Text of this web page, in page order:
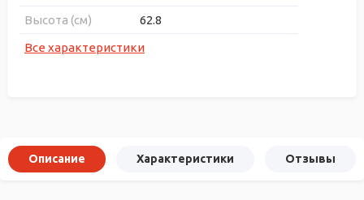
Высота (см)
62.8
Все характеристики
Описание Характеристики Отзывы